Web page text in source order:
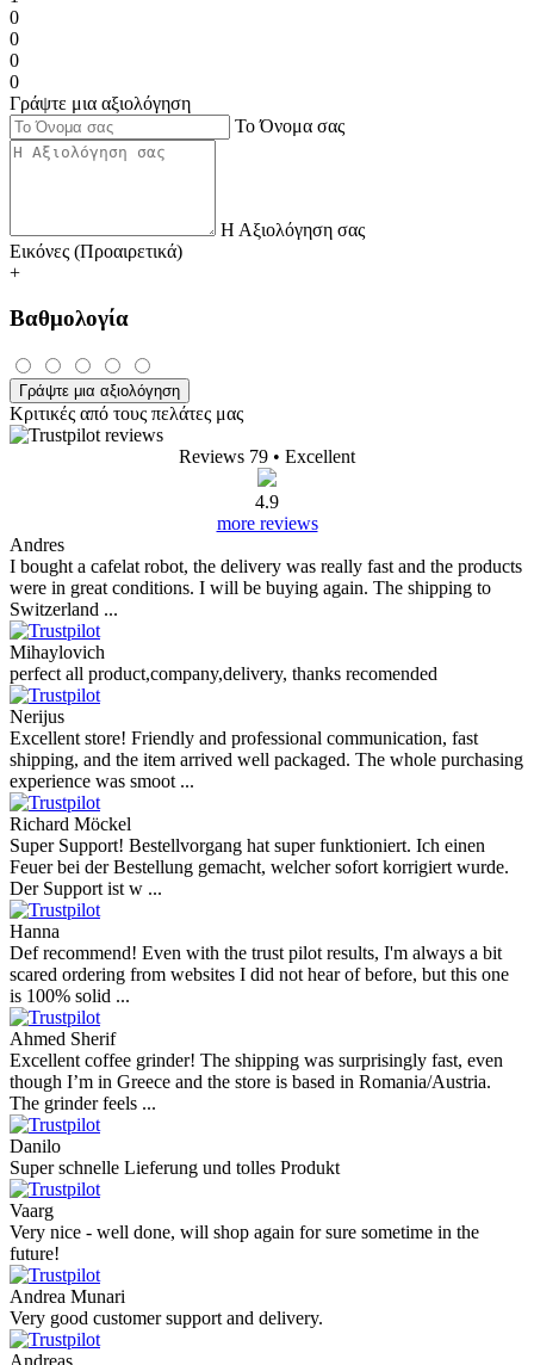
0
0
0
0
Γράψτε μια αξιολόγηση
Το Όνομα σας
Η Αξιολόγηση σας
Εικόνες (Προαιρετικά)
+
Βαθμολογία
Γράψτε μια αξιολόγηση
Κριτικές από τους πελάτες μας
Reviews 79 • Excellent
4.9
more reviews
Andres
I bought a cafelat robot, the delivery was really fast and the products
were in great conditions. I will be buying again. The shipping to
Switzerland ...
Mihaylovich
perfect all product,company,delivery, thanks recomended
Nerijus
Excellent store! Friendly and professional communication, fast
shipping, and the item arrived well packaged. The whole purchasing
experience was smoot ...
Richard Möckel
Super Support! Bestellvorgang hat super funktioniert. Ich einen
Feuer bei der Bestellung gemacht, welcher sofort korrigiert wurde.
Der Support ist w ...
Hanna
Def recommend! Even with the trust pilot results, I'm always a bit
scared ordering from websites I did not hear of before, but this one
is 100% solid ...
Ahmed Sherif
Excellent coffee grinder! The shipping was surprisingly fast, even
though I’m in Greece and the store is based in Romania/Austria.
The grinder feels ...
Danilo
Super schnelle Lieferung und tolles Produkt
Vaarg
Very nice - well done, will shop again for sure sometime in the
future!
Andrea Munari
Very good customer support and delivery.